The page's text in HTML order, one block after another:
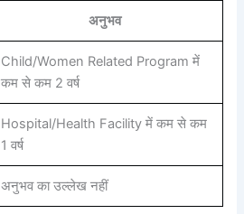
अनुभव
Child/Women Related Program में
कम से कम 2 वर्ष
Hospital/Health Facility में कम से कम
1 वर्ष
अनुभव का उल्लेख नहीं